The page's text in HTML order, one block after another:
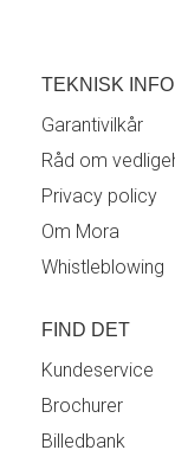
TEKNISK INFO
Garantivilkår
Råd om
Privacy policy
Om Mora
Whistleblowing
FIND DET
Kundeservice
Brochurer
Billedbank